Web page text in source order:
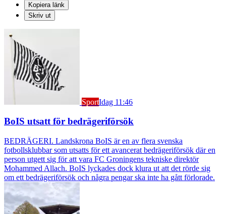
Kopiera länk
Skriv ut
SportIdag 11:46
BoIS utsatt för bedrägeriförsök
BEDRÄGERI. Landskrona BoIS är en av flera svenska
fotbollsklubbar som utsatts för ett avancerat bedrägeriförsök där en
person utgett sig för att vara FC Groningens tekniske direktör
Mohammed Allach. BoIS lyckades dock klura ut att det rörde sig
om ett bedrägeriförsök och några pengar ska inte ha gått förlorade.